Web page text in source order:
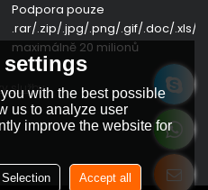
Podpora pouze
.rar/.zip/.jpg/.png/.gif/.doc/.xls/
maximálně 20 milionů
služby
settings
with the best possible
us to analyze user
improve the website for
Accept all